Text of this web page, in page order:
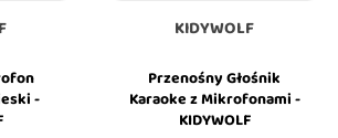
-
KIDYWOLF
Przenośny Głośnik
Karaoke z Mikrofonami -
KIDYWOLF